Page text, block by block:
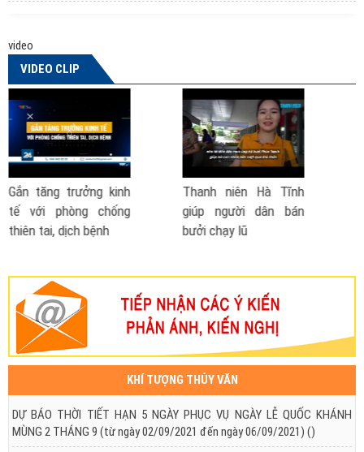
video
VIDEO CLIP
Tĩnh
bán
Phó Thủ tướng nói về
đề xuất thành lập Bộ
Phòng chống thiên tai
Cách phòng
- lũ lụt
KHÍ TƯỢNG THỦY VĂN
DỰ BÁO THỜI TIẾT HẠN 5 NGÀY PHỤC VỤ NGÀY LỄ QUỐC KHÁNH
MÙNG 2 THÁNG 9 (từ ngày 02/09/2021 đến ngày 06/09/2021) ()